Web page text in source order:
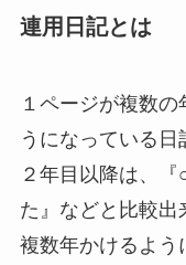
連用日記とは
１ページが複数
うになっている日
２年目以降は、
た』などと比較出
複数年かけるよう